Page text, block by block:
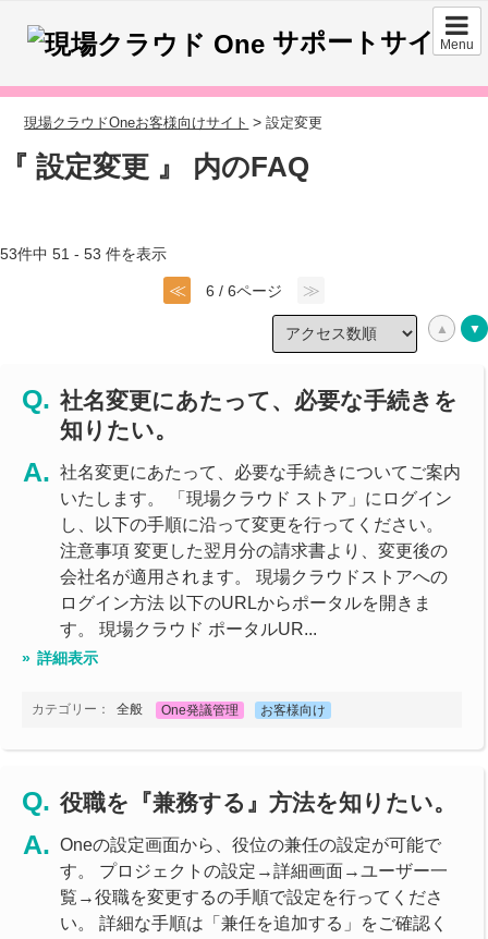
Menu
サポートサイト
現場クラウドOneお客様向けサイト >設定変更
『 設定変更 』 内のFAQ
53件中 51 - 53 件を表示
≪ 6 / 6ページ ≫
社名変更にあたって、必要な手続きを
知りたい。
社名変更にあたって、必要な手続きについてご案内
いたします。 「現場クラウド ストア」にログイン
し、以下の手順に沿って変更を行ってください。
注意事項 変更した翌月分の請求書より、変更後の
会社名が適用されます。 現場クラウドストアへの
ログイン方法 以下のURLからポータルを開きま
す。 現場クラウド ポータルUR...
詳細表示
カテゴリー： 全般 One発議管理 お客様向け
役職を『兼務する』方法を知りたい。
Oneの設定画面から、役位の兼任の設定が可能で
す。 プロジェクトの設定→詳細画面→ユーザー一
覧→役職を変更するの手順で設定を行ってくださ
い。 詳細な手順は「兼任を追加する」をご確認く